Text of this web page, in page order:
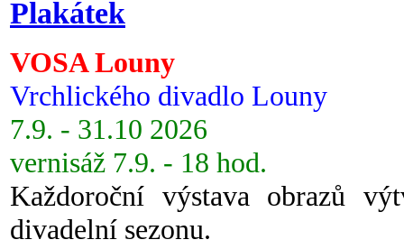
Plakátek
VOSA Louny
Vrchlického divadlo Louny
7.9. - 31.10 2026
vernisáž 7.9. - 18 hod.
Každoroční výstava obrazů
divadelní sezonu.